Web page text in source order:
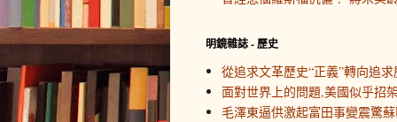
明鏡雜誌 - 歷史
從追求文革歷史“正義”轉向追
面對世界上的問題,美國似乎招
毛澤東逼供激起富田事變震驚